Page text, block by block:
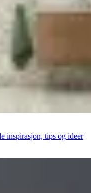
inspirasjon, tips og ideer